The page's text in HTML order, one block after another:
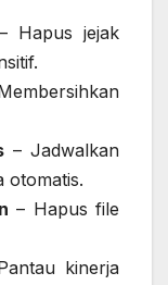
– Hapus jejak
– Jadwalkan
otomatis.
– Hapus file
kinerja